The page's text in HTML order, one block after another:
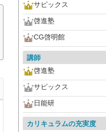
サピックス
啓進塾
CG啓明館
講師
啓進塾
サピックス
日能研
カリキュラムの充実度